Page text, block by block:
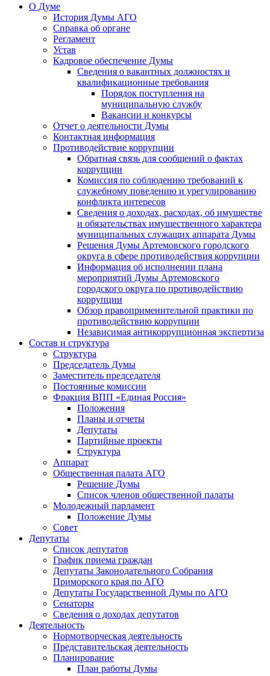
О Думе
История Думы АГО
Справка об органе
Регламент
Устав
Кадровое обеспечение Думы
Сведения о вакантных должностях и
квалификационные требования
Порядок поступления на
муниципальную службу
Вакансии и конкурсы
Отчет о деятельности Думы
Контактная информация
Противодействие коррупции
Обратная связь для сообщений о фактах
коррупции
Комиссия по соблюдению требований к
служебному поведению и урегулированию
конфликта интересов
Сведения о доходах, расходах, об имуществе
и обязательствах имущественного характера
муниципальных служащих аппарата Думы
Решения Думы Артемовского городского
округа в сфере противодействия коррупции
Информация об исполнении плана
мероприятий Думы Артемовского
городского округа по противодействию
коррупции
Обзор правоприменительной практики по
противодействию коррупции
Независимая антикоррупционная экспертиза
Состав и структура
Структура
Председатель Думы
Заместитель председателя
Постоянные комиссии
Фракция ВПП «Единая Россия»
Положения
Планы и отчеты
Депутаты
Партийные проекты
Структура
Аппарат
Общественная палата АГО
Решение Думы
Список членов общественной палаты
Молодежный парламент
Положение Думы
Совет
Депутаты
Список депутатов
График приема граждан
Депутаты Законодательного Собрания
Приморского края по АГО
Депутаты Государственной Думы по АГО
Сенаторы
Сведения о доходах депутатов
Деятельность
Нормотворческая деятельность
Представительская деятельность
Планирование
План работы Думы